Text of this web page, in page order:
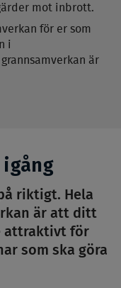
mot inbrott.
för er som
i
är
riktigt. Hela
är att ditt
attraktivt för
som ska göra